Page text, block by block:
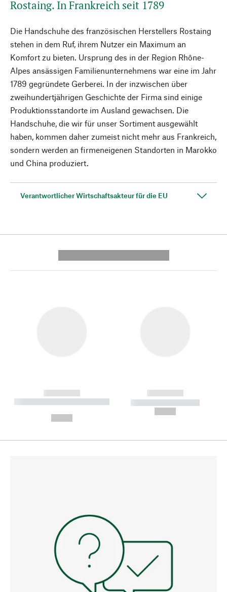
Rostaing. In Frankreich seit 1789
Die Handschuhe des französischen Herstellers Rostaing
stehen in dem Ruf, ihrem Nutzer ein Maximum an
Komfort zu bieten. Ursprung des in der Region Rhône-
Alpes ansässigen Familienunternehmens war eine im Jahr
1789 gegründete Gerberei. In der inzwischen über
zweihundertjährigen Geschichte der Firma sind einige
Produktionsstandorte im Ausland gewachsen. Die
Handschuhe, die wir für unser Sortiment ausgewählt
haben, kommen daher zumeist nicht mehr aus Frankreich,
sondern werden an firmeneigenen Standorten in Marokko
und China produziert.
Verantwortlicher Wirtschaftsakteur für die EU
------------
----------- ----------- --------
------------
----------- -----------